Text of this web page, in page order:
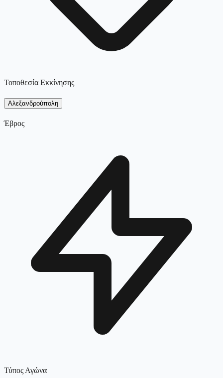
Τοποθεσία Εκκίνησης
Αλεξανδρούπολη
Έβρος
Τύπος Αγώνα